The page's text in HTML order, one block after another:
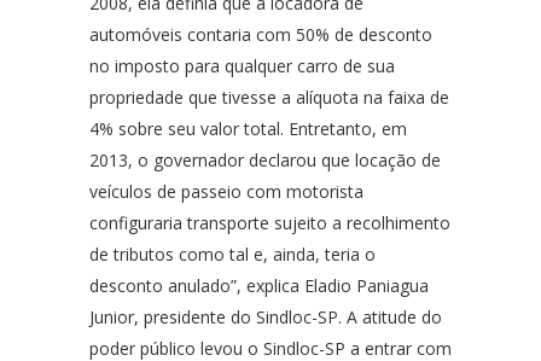
automóveis contaria com 50% de desconto
no imposto para qualquer carro de sua
propriedade que tivesse a alíquota na faixa de
4% sobre seu valor total. Entretanto, em
2013, o governador declarou que locação de
veículos de passeio com motorista
configuraria transporte sujeito a recolhimento
de tributos como tal e, ainda, teria o
desconto anulado”, explica Eladio Paniagua
Junior, presidente do Sindloc-SP. A atitude do
poder público levou o Sindloc-SP a entrar com